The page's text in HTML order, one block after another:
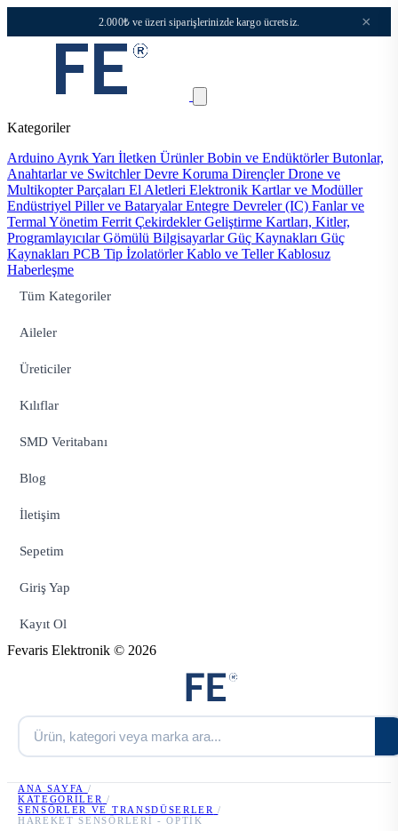
2.000₺ ve üzeri siparişlerinizde kargo ücretsiz. ×
Kategoriler
Arduino Ayrık Yarı İletken ÜrünlerBobin ve EndüktörlerButonlar,
Anahtarlar ve SwitchlerDevre Koruma DirençlerDrone ve
Multikopter Parçaları El Aletleri Elektronik Kartlar ve Modüller
Endüstriyel Piller ve BataryalarEntegre Devreler (IC) Fanlar ve
Termal Yönetim Ferrit ÇekirdeklerGeliştirme Kartları, Kitler,
ProgramlayıcılarGömülü BilgisayarlarGüç Kaynakları Güç
Kaynakları PCB Tip İzolatörlerKablo ve TellerKablosuz
Haberleşme
Tüm Kategoriler
Aileler
Üreticiler
Kılıflar
SMD Veritabanı
Blog
İletişim
Sepetim
Giriş Yap
Kayıt Ol
Fevaris Elektronik © 2026
ANA SAYFA /
KATEGORILER /
SENSÖRLER VE TRANSDÜSERLER
/
HAREKET SENSÖRLERI - OPTIK